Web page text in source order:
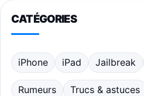
CATÉGORIES
iPhone iPad Jailbreak
Rumeurs Trucs & astuces